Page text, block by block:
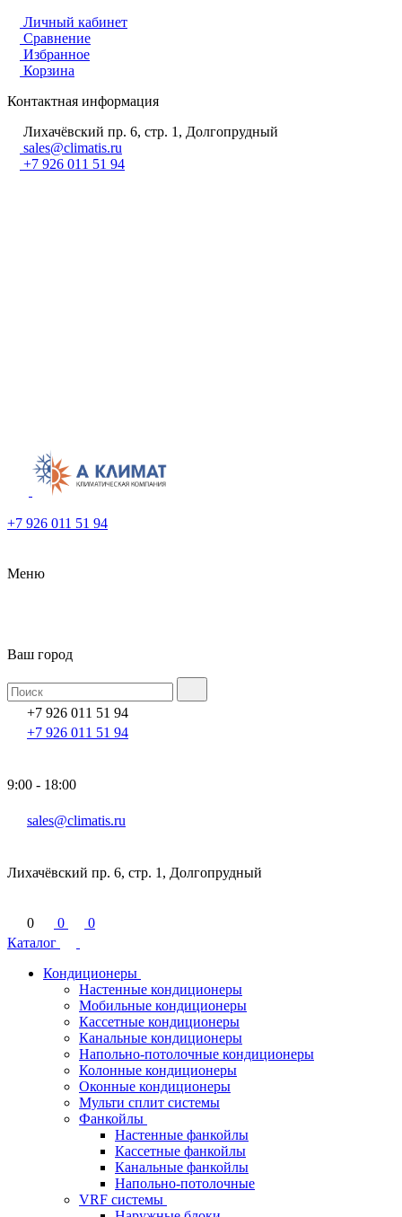
Личный кабинет
Сравнение
Избранное
Корзина
Контактная информация
Лихачёвский пр. 6, стр. 1, Долгопрудный
sales@climatis.ru
+7 926 011 51 94
+7 926 011 51 94
Меню
Ваш город
+7 926 011 51 94
+7 926 011 51 94
9:00 - 18:00
sales@climatis.ru
Лихачёвский пр. 6, стр. 1, Долгопрудный
0 0
0
Каталог
Кондиционеры
Настенные кондиционеры
Мобильные кондиционеры
Кассетные кондиционеры
Канальные кондиционеры
Напольно-потолочные кондиционеры
Колонные кондиционеры
Оконные кондиционеры
Мульти сплит системы
Фанкойлы
Настенные фанкойлы
Кассетные фанкойлы
Канальные фанкойлы
Напольно-потолочные
VRF системы